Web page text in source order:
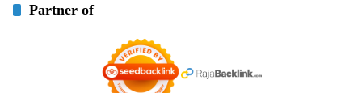
Partner of